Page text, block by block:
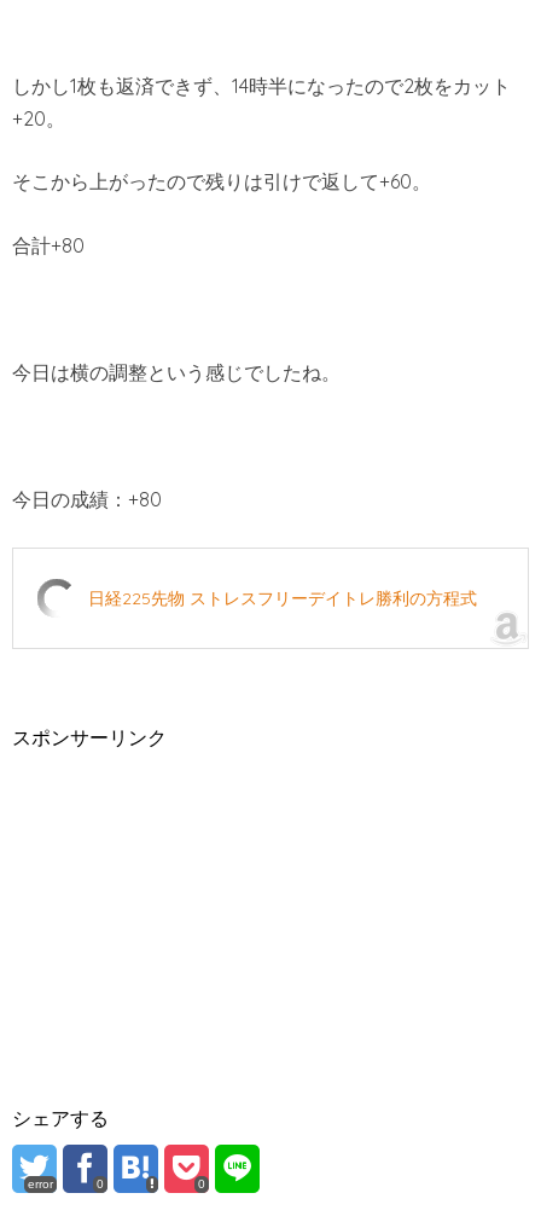
しかし1枚も返済できず、14時半になったので2枚をカット
+20。
そこから上がったので残りは引けで返して+60。
合計+80
今日は横の調整という感じでしたね。
今日の成績：+80
日経225先物 ストレスフリーデイトレ勝利の方程式
スポンサーリンク
シェアする
error 0 0